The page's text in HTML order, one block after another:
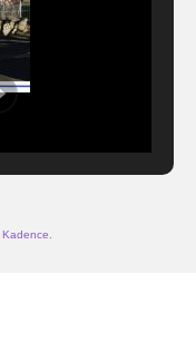
Kadence.